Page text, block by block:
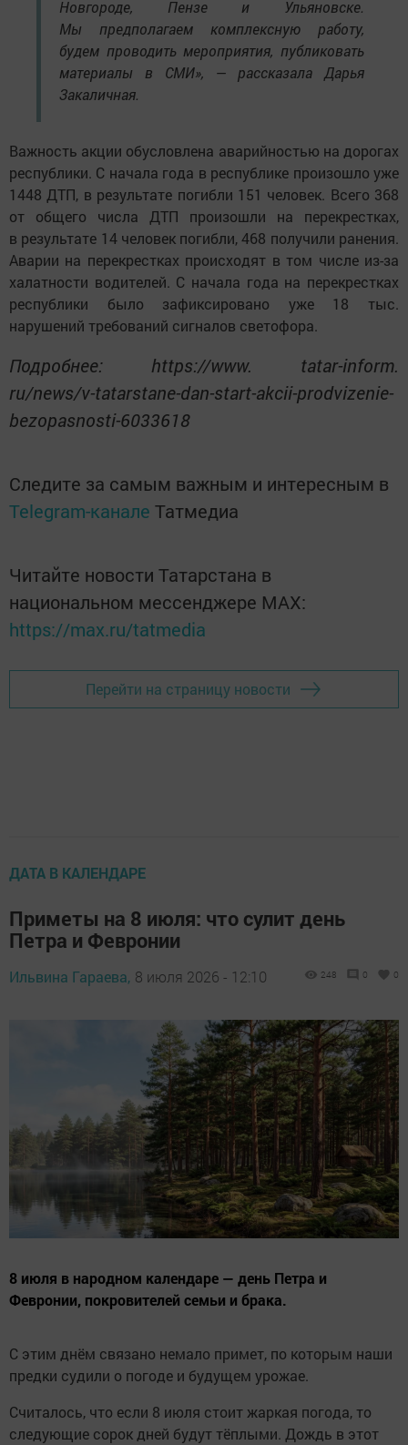
Новгороде, Пензе и Ульяновске.
Мы предполагаем комплексную работу,
будем проводить мероприятия, публиковать
материалы в СМИ», — рассказала Дарья
Закаличная.
Важность акции обусловлена аварийностью на дорогах
республики. С начала года в республике произошло уже
1448 ДТП, в результате погибли 151 человек. Всего 368
от общего числа ДТП произошли на перекрестках,
в результате 14 человек погибли, 468 получили ранения.
Аварии на перекрестках происходят в том числе из-за
халатности водителей. С начала года на перекрестках
республики было зафиксировано уже 18 тыс.
нарушений требований сигналов светофора.
Подробнее: https://www. tatar-inform.
ru/news/v-tatarstane-dan-start-akcii-prodvizenie-
bezopasnosti-6033618
Следите за самым важным и интересным в
Telegram-канале Татмедиа
Читайте новости Татарстана в
национальном мессенджере MАХ:
https://max.ru/tatmedia
Перейти на страницу новости
ДАТА В КАЛЕНДАРЕ
Приметы на 8 июля: что сулит день
Петра и Февронии
Ильвина Гараева, 8 июля 2026 - 12:10 248 0 0
8 июля в народном календаре — день Петра и
Февронии, покровителей семьи и брака.
С этим днём связано немало примет, по которым наши
предки судили о погоде и будущем урожае.
Считалось, что если 8 июля стоит жаркая погода, то
следующие сорок дней будут тёплыми. Дождь в этот